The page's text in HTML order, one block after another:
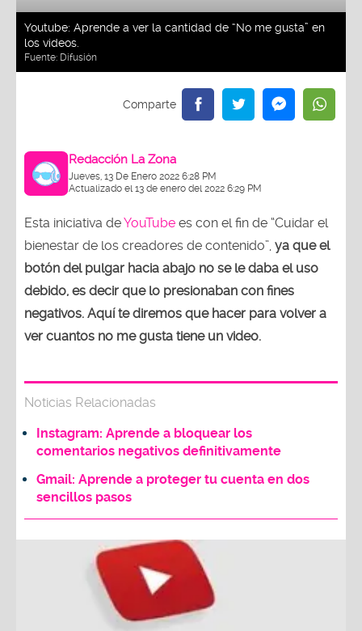
Youtube: Aprende a ver la cantidad de “No me gusta” en
los videos.
Fuente: Difusión
Redacción La Zona
Jueves, 13 De Enero 2022 6:28 PM
Actualizado el 13 de enero del 2022 6:29 PM
Esta iniciativa deYouTube es con el fin de “Cuidar el
bienestar de los creadores de contenido”, ya que el
botón del pulgar hacia abajo no se le daba el uso
debido, es decir que lo presionaban con fines
negativos. Aquí te diremos que hacer para volver a
ver cuantos no me gusta tiene un video.
Noticias Relacionadas
Instagram: Aprende a bloquear los
comentarios negativos definitivamente
Gmail: Aprende a proteger tu cuenta en dos
sencillos pasos